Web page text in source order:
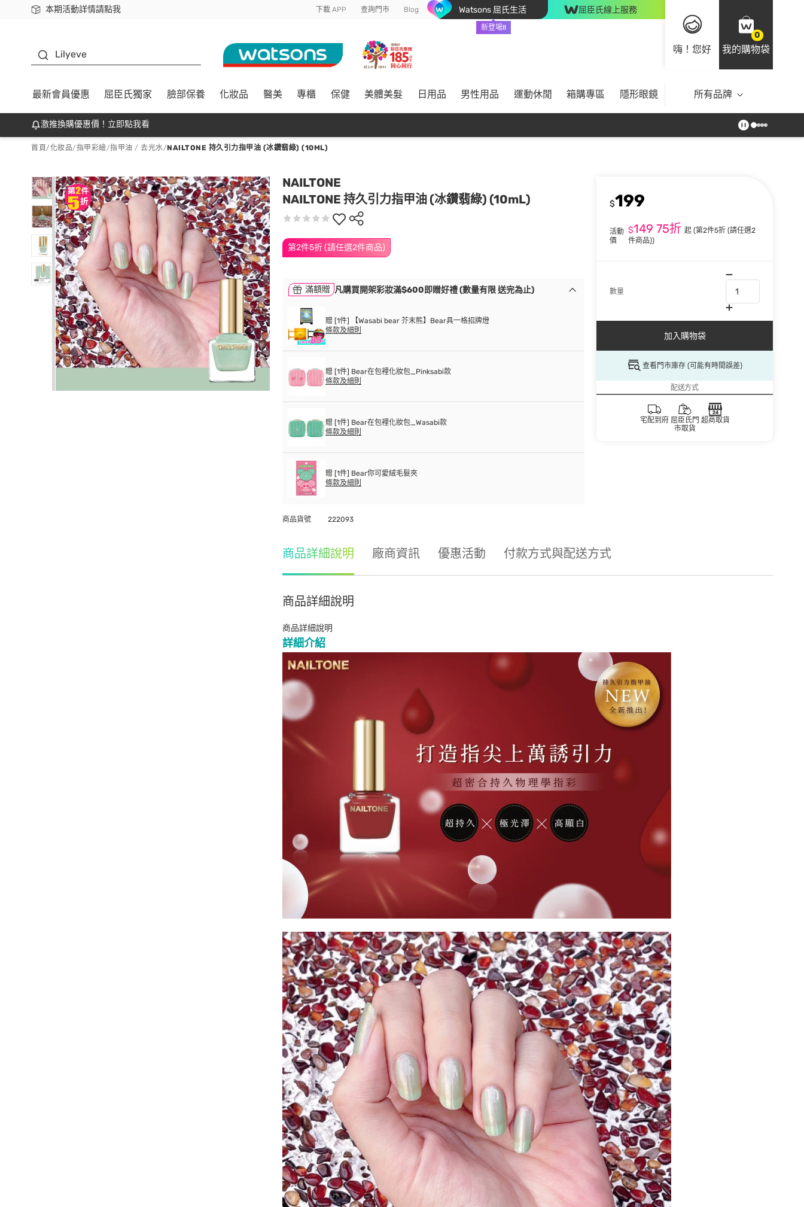
本期活動詳情請點我
下載app最高回饋$350 下載 APP 查詢門市 Blog Watsons 屈氏生活
新登場!!
屈臣氏線上服務
嗨！您好
0
我的購物袋
Lilyeve
最新會員優惠 屈臣氏獨家 臉部保養 化妝品 醫美 專櫃 保健 美體美髮 日用品 男性用品 運動休閒 箱購專區 隱形眼鏡 所有品牌
激推換購優惠價！立即點我看
首頁/化妝品/指甲彩繪/指甲油 / 去光水/NAILTONE 持久引力指甲油 (冰鑽翡綠) (10ML)
NAILTONE
NAILTONE 持久引力指甲油 (冰鑽翡綠) (10mL)
第2件5折 (請任選2件商品)
$199
活動
價
$149 75折 起 (第2件5折 (請任選2
件商品))
數量
加入購物袋
查看門市庫存 (可能有時間誤差)
配送方式
宅配到府 屈臣氏門
市取貨
超商取貨
滿額贈 凡購買開架彩妝滿$600即贈好禮 (數量有限 送完為止)
贈 [1件] 【Wasabi bear 芥末熊】Bear具一格招牌燈
條款及細則
贈 [1件] Bear在包裡化妝包_Pinksabi款
條款及細則
贈 [1件] Bear在包裡化妝包_Wasabi款
條款及細則
贈 [1件] Bear你可愛絨毛髮夾
條款及細則
商品貨號 222093
商品詳細說明 廠商資訊 優惠活動 付款方式與配送方式
商品詳細說明
商品詳細說明
詳細介紹